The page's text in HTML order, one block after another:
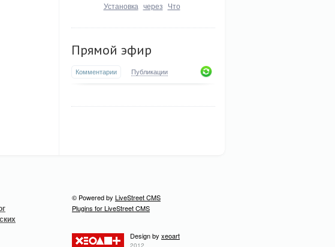
Установка через Что
Прямой эфир
Комментарии Публикации
© Powered by LiveStreet CMS
Plugins for LiveStreet CMS
Design by xeoart
2012